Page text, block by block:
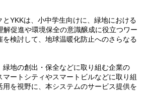
とYKKは、小中学生向けに、緑地における
解促進や環境保全の意識醸成に役立つワー
を検討して、地球温暖化防止へのさらなる
緑地の創出・保全などに取り組む企業の
ートシティやスマートビルなどに取り組
を視野に、本システムのサービス提供を